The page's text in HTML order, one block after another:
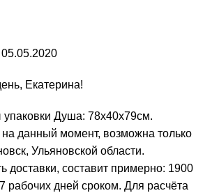
05.05.2020
Екатерина!
упаковки Душа: 78х40х79см.
на данный момент, возможна только
Ульяновской области.
доставки, составит примерно: 1900
рабочих дней сроком. Для расчёта